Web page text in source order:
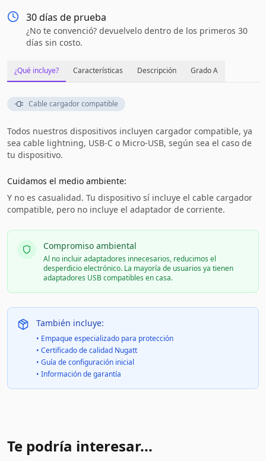
30 días de prueba
¿No te convenció? devuelvelo dentro de los primeros 30
días sin costo.
¿Qué incluye? Características Descripción Grado A
Cable cargador compatible
Todos nuestros dispositivos incluyen cargador compatible, ya
sea cable lightning, USB-C o Micro-USB, según sea el caso de
tu dispositivo.
Cuidamos el medio ambiente:
Y no es casualidad. Tu dispositivo sí incluye el cable cargador
compatible, pero no incluye el adaptador de corriente.
Compromiso ambiental
Al no incluir adaptadores innecesarios, reducimos el
desperdicio electrónico. La mayoría de usuarios ya tienen
adaptadores USB compatibles en casa.
También incluye:
• Empaque especializado para protección
• Certificado de calidad Nugatt
• Guía de configuración inicial
• Información de garantía
Te podría interesar...